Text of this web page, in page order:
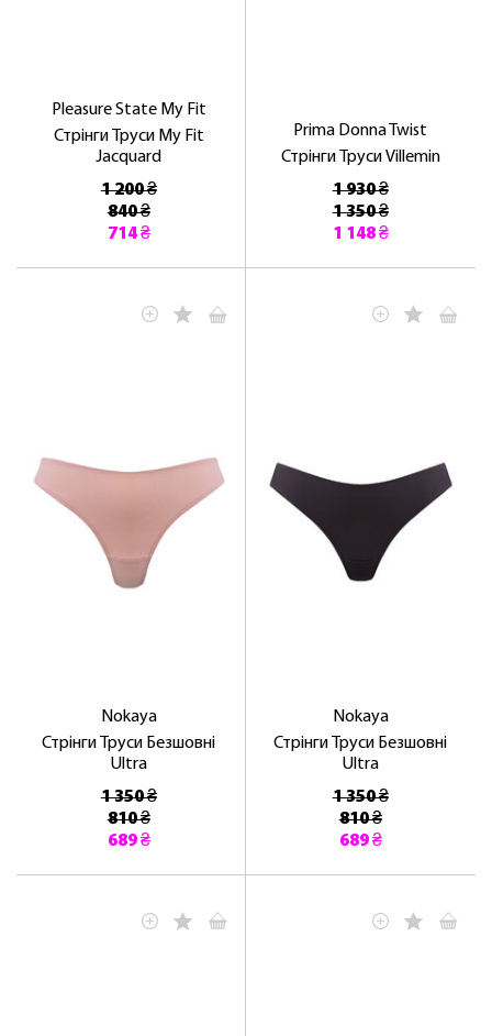
Pleasure State My Fit
Стрінги Труси My Fit
Jacquard
1 200 ₴
840 ₴
714 ₴
Prima Donna Twist
Стрінги Труси Villemin
1 930 ₴
1 350 ₴
1 148 ₴
Nokaya
Стрінги Труси Безшовні
Ultra
1 350 ₴
810 ₴
689 ₴
Nokaya
Стрінги Труси Безшовні
Ultra
1 350 ₴
810 ₴
689 ₴